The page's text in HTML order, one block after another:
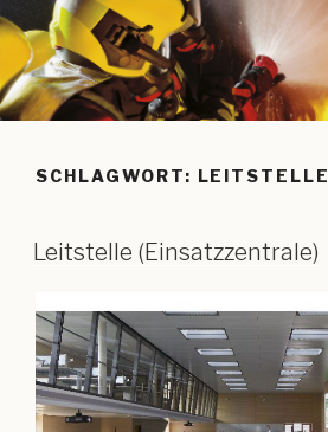
SCHLAGWORT: LEITSTELLE
Leitstelle (Einsatzzentrale)